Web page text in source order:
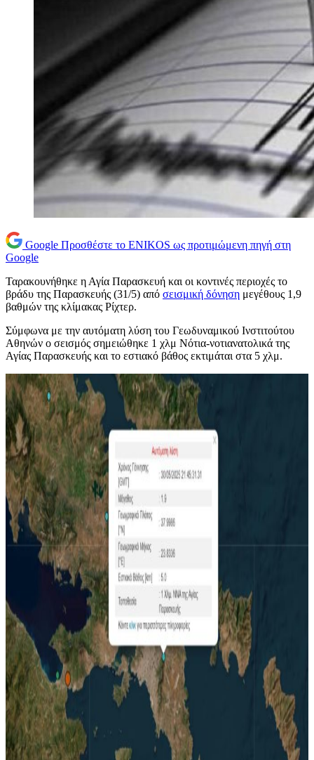
Google Προσθέστε το ENIKOS ως προτιμώμενη πηγή στη
Google
Ταρακουνήθηκε η Αγία Παρασκευή και οι κοντινές περιοχές το
βράδυ της Παρασκευής (31/5) από σεισμική δόνηση μεγέθους 1,9
βαθμών της κλίμακας Ρίχτερ.
Σύμφωνα με την αυτόματη λύση του Γεωδυναμικού Ινστιτούτου
Αθηνών ο σεισμός σημειώθηκε 1 χλμ Νότια-νοτιανατολικά της
Αγίας Παρασκευής και το εστιακό βάθος εκτιμάται στα 5 χλμ.